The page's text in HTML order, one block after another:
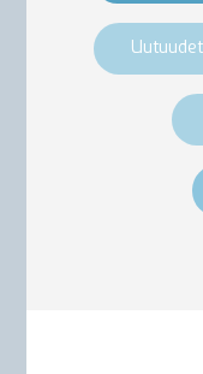
Uutuudet